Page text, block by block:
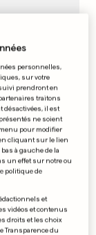
une
personnelles,
sur votre
prendront en
traitons
désactivées, il est
ne soient
pour modifier
cliquant sur le lien
à gauche de la
un effet sur notre ou
politique de
et
vidéos et contenus
droits et les choix
Transparence du